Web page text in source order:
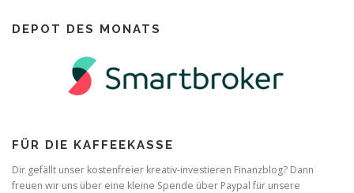
DEPOT DES MONATS
FÜR DIE KAFFEEKASSE
Dir gefällt unser kostenfreier kreativ-investieren Finanzblog? Dann
freuen wir uns über eine kleine Spende über Paypal für unsere